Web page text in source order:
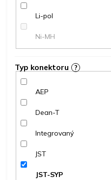
Li-pol
Ni-MH
Typ konektoru ?
AEP
Dean-T
Integrovaný
JST
JST-SYP